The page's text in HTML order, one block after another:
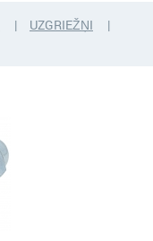
UZGRIEŽŅI